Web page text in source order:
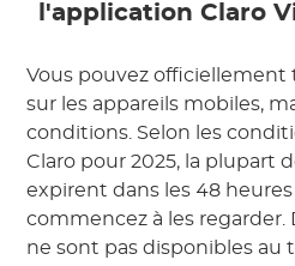
l'application Claro
Vous pouvez
sur les appareils mobiles,
conditions. Selon les
Claro pour 2025, la plupart
expirent dans les 48
commencez à les regarder.
ne sont pas disponibles au